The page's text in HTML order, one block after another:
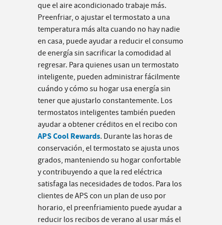
que el aire acondicionado trabaje más.
Preenfriar, o ajustar el termostato a una
temperatura más alta cuando no hay nadie
en casa, puede ayudar a reducir el consumo
de energía sin sacrificar la comodidad al
regresar. Para quienes usan un termostato
inteligente, pueden administrar fácilmente
cuándo y cómo su hogar usa energía sin
tener que ajustarlo constantemente. Los
termostatos inteligentes también pueden
ayudar a obtener créditos en el recibo con
APS Cool Rewards. Durante las horas de
conservación, el termostato se ajusta unos
grados, manteniendo su hogar confortable
y contribuyendo a que la red eléctrica
satisfaga las necesidades de todos. Para los
clientes de APS con un plan de uso por
horario, el preenfriamiento puede ayudar a
reducir los recibos de verano al usar más el